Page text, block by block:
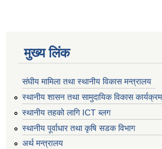
मुख्य लिंक
संघीय मामिला तथा स्थानीय विकास मन्त्रालय
स्थानीय शासन तथा सामुदायिक विकास कार्यक्रम
स्थानीय तहको लागि ICT ब्लग
स्थानीय पूर्वाधार तथा कृषि सडक विभाग
अर्थ मन्त्रालय